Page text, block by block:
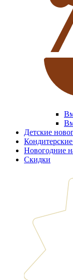
Детские
Новогодние
Скидки